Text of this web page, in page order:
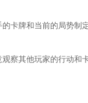
卡牌和当前的局势制
察其他玩家的行动和